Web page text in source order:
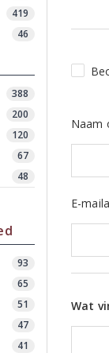
419
46
388
200
120
67
48
93
65
51
47
41
Naam
E-
Wat